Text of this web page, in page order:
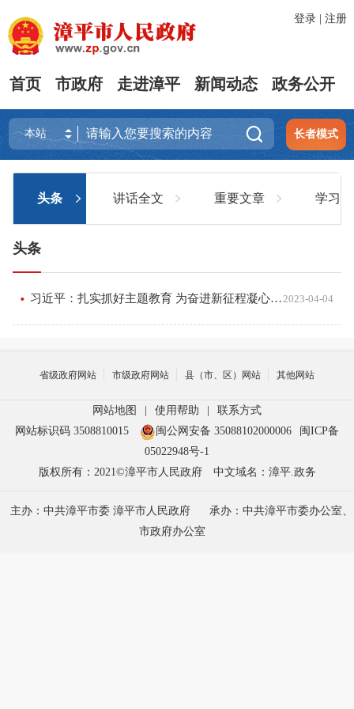
登录| 注册
首页 市政府 走进漳平 新闻动态 政务公开
长者模式

头条 讲话全文 重要文章 学习
头条
2023-04-04
习近平：扎实抓好主题教育 为奋进新征程凝心聚力
省级政府网站 市级政府网站 县（市、区）网站 其他网站
网站地图 | 使用帮助 |
联系方式
网站标识码 3508810015
闽公网安备 35088102000006
闽ICP备
05022948号-1
版权所有：2021©漳平市人民政府
中文域名：漳平.政务
主办：中共漳平市委 漳平市人民政府
承办：中共漳平市委办公室、
市政府办公室